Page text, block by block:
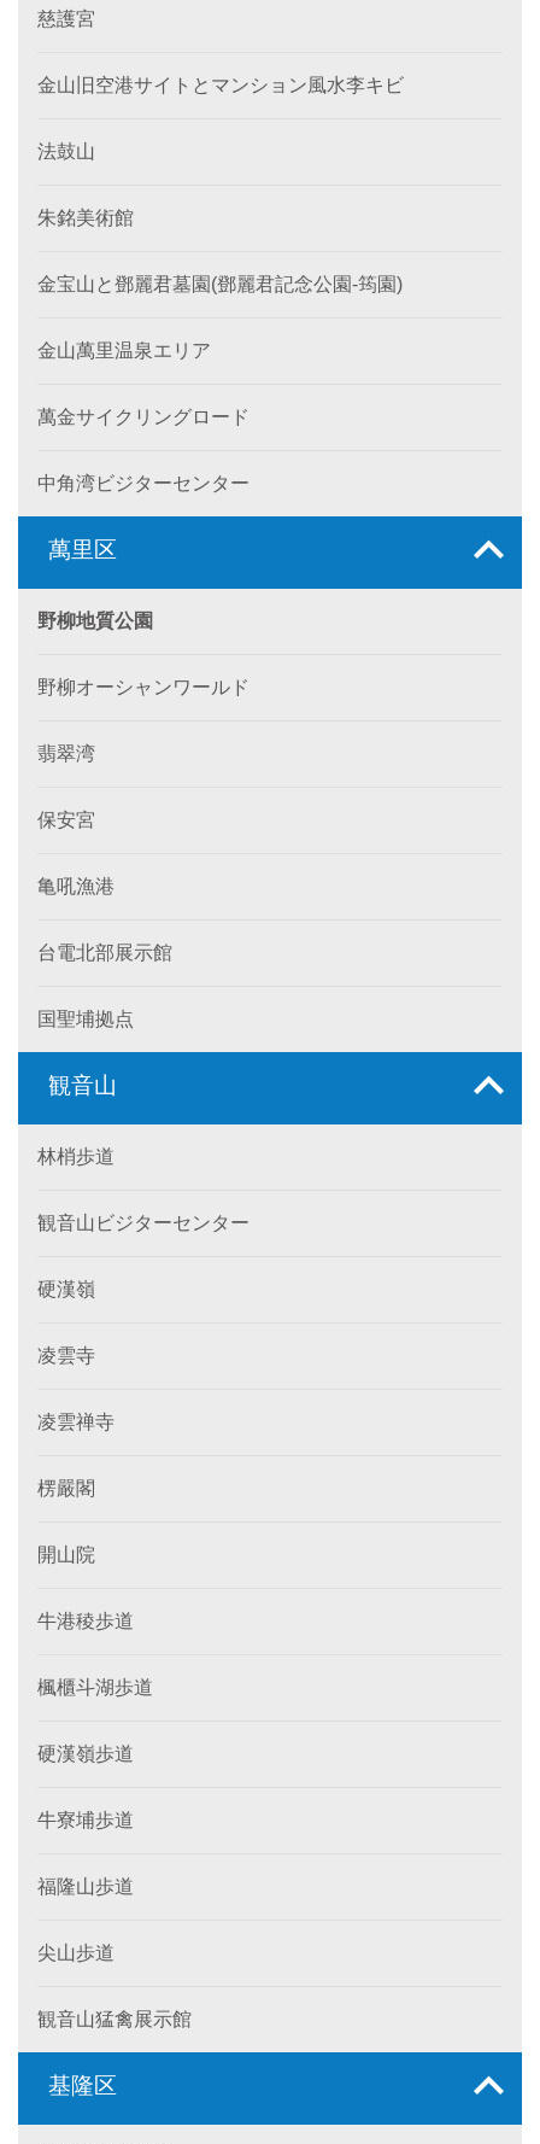
慈護宮
金山旧空港サイトとマンション風水李キビ
法鼓山
朱銘美術館
金宝山と鄧麗君墓園(鄧麗君記念公園-筠園)
金山萬里温泉エリア
萬金サイクリングロード
中角湾ビジターセンター
萬里区
野柳地質公園
野柳オーシャンワールド
翡翠湾
保安宮
亀吼漁港
台電北部展示館
国聖埔拠点
観音山
林梢歩道
観音山ビジターセンター
硬漢嶺
凌雲寺
凌雲禅寺
楞嚴閣
開山院
牛港稜歩道
楓櫃斗湖歩道
硬漢嶺歩道
牛寮埔歩道
福隆山歩道
尖山歩道
観音山猛禽展示館
基隆区